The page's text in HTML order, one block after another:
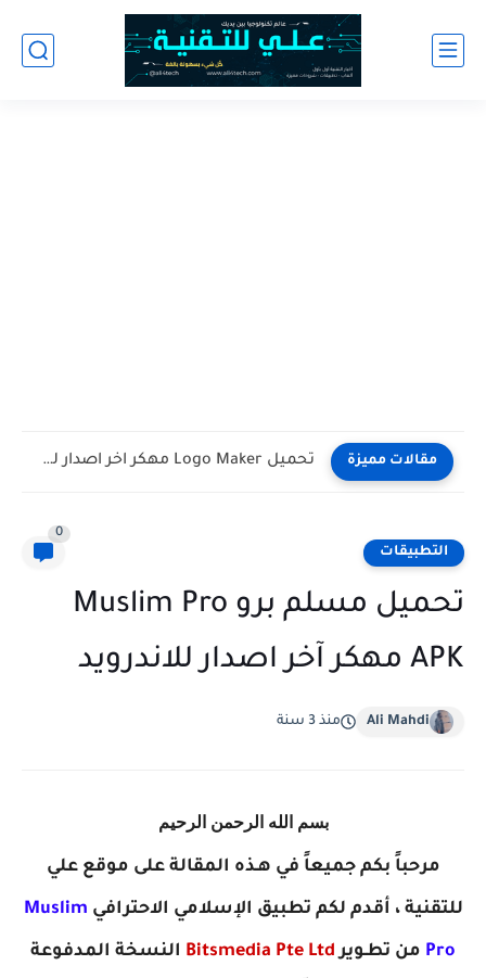
مقالات مميزة تحميل Logo Maker مهكر اخر اصدار للاندرويد
التطبيقات
0
تحميل مسلم برو Muslim Pro
APK مهكر آخر اصدار للاندرويد
Ali Mahdi منذ 3 سنة
بسم الله الرحمن الرحيم
مرحباً بكم جميعاً في هـذه المقالة على موقع علي
للتقنية ، أقدم لكم تطبيق الإسلامي الاحترافي Muslim
Pro‏ من تطـويرBitsmedia Pte Ltd النسخة المدفوعة